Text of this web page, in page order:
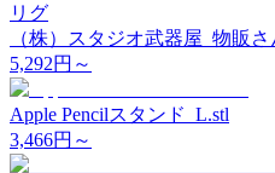
リグ
（株）スタジオ武器屋_物販さ
5,292円～
Apple Pencilスタンド_L.stl
3,466円～